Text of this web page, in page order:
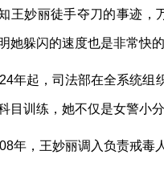
王妙丽徒手夺刀的事迹，
她躲闪的速度也是非常快的
年起，司法部在全系统组
目训练，她不仅是女警小
年，王妙丽调入负责戒毒